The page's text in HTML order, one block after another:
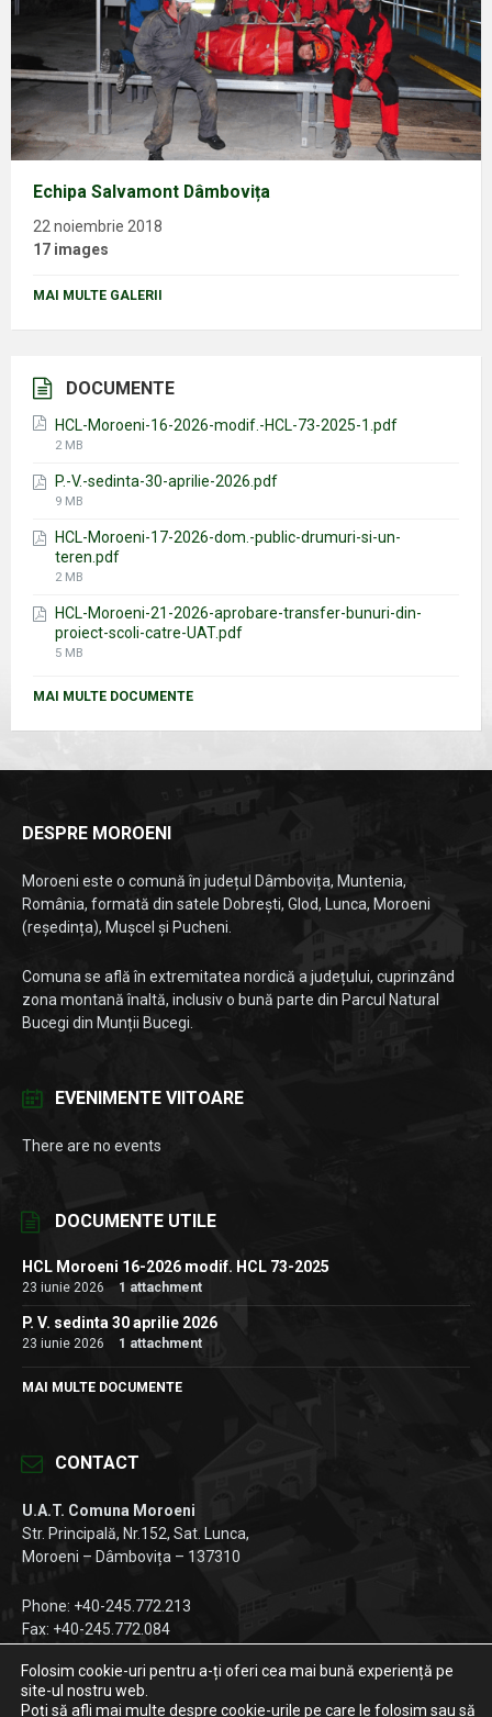
Echipa Salvamont Dâmbovița
22 noiembrie 2018
17 images
MAI MULTE GALERII
DOCUMENTE
HCL-Moroeni-16-2026-modif.-HCL-73-2025-1.pdf
File
2 MB
P.-V.-sedinta-30-aprilie-2026.pdf
File
9 MB
HCL-Moroeni-17-2026-dom.-public-drumuri-si-un-
teren.pdf
File
2 MB
HCL-Moroeni-21-2026-aprobare-transfer-bunuri-din-
proiect-scoli-catre-UAT.pdf
File
5 MB
MAI MULTE DOCUMENTE
DESPRE MOROENI
Moroeni este o comună în județul Dâmbovița, Muntenia,
România, formată din satele Dobrești, Glod, Lunca, Moroeni
(reședința), Mușcel și Pucheni.
Comuna se află în extremitatea nordică a județului, cuprinzând
zona montană înaltă, inclusiv o bună parte din Parcul Natural
Bucegi din Munții Bucegi.
EVENIMENTE VIITOARE
There are no events
DOCUMENTE UTILE
HCL Moroeni 16-2026 modif. HCL 73-2025
23 iunie 2026 1 attachment
P. V. sedinta 30 aprilie 2026
23 iunie 2026 1 attachment
MAI MULTE DOCUMENTE
CONTACT
U.A.T. Comuna Moroeni
Str. Principală, Nr.152, Sat. Lunca,
Moroeni – Dâmbovița – 137310
Phone: +40-245.772.213
Fax: +40-245.772.084
FacebookInstagramLinkedIn
Folosim cookie-uri pentru a-ți oferi cea mai bună experiență pe
site-ul nostru web.
Poți să afli mai multe despre cookie-urile pe care le folosim sau să